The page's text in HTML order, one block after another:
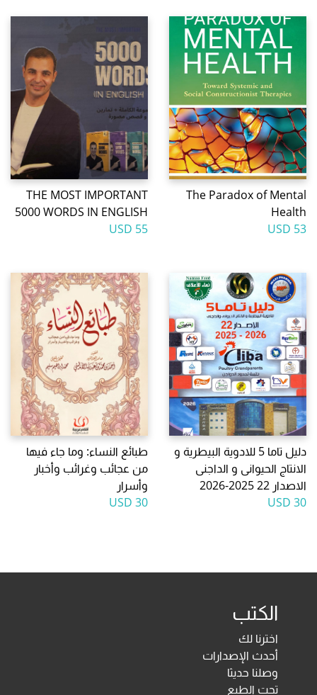
The Paradox of Mental
Health
53 USD
THE MOST IMPORTANT
5000 WORDS IN ENGLISH
55 USD
دليل تاما 5 للادوية البيطرية و
الانتاج الحيوانى و الداجنى
الاصدار 22 2025-2026
30 USD
طبائع النساء: وما جاء فيها
من عجائب وغرائب وأخبار
وأسرار
30 USD
الكتب
اخترنا لك
أحدث الإصدارات
وصلنا حديثا
تحت الطبع